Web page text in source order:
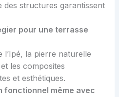
des structures garantissent
pour une terrasse
l’Ipé, la pierre naturelle
les composites
et esthétiques.
fonctionnel même avec